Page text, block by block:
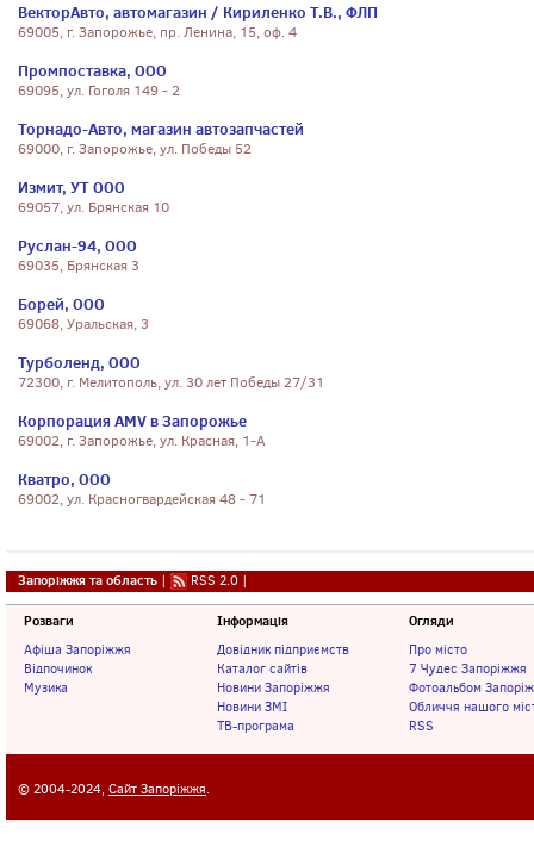
ВекторАвто, автомагазин / Кириленко Т.В., ФЛП
69005, г. Запорожье, пр. Ленина, 15, оф. 4
Промпоставка, ООО
69095, ул. Гоголя 149 - 2
Торнадо-Авто, магазин автозапчастей
69000, г. Запорожье, ул. Победы 52
Измит, УТ ООО
69057, ул. Брянская 10
Руслан-94, ООО
69035, Брянская 3
Борей, ООО
69068, Уральская, 3
Турболенд, ООО
72300, г. Мелитополь, ул. 30 лет Победы 27/31
Корпорация AMV в Запорожье
69002, г. Запорожье, ул. Красная, 1-А
Кватро, ООО
69002, ул. Красногвардейская 48 - 71
Запоріжжя та область | RSS 2.0 |
Розваги
Афіша Запоріжжя
Відпочинок
Музика
Інформація
Довідник підприємств
Каталог сайтів
Новини Запоріжжя
Новини ЗМІ
ТВ-програма
Огляди
Про місто
7 Чудес Запоріжжя
Фотоальбом
Обличчя нашого
RSS
© 2004-2024, Сайт Запоріжжя.